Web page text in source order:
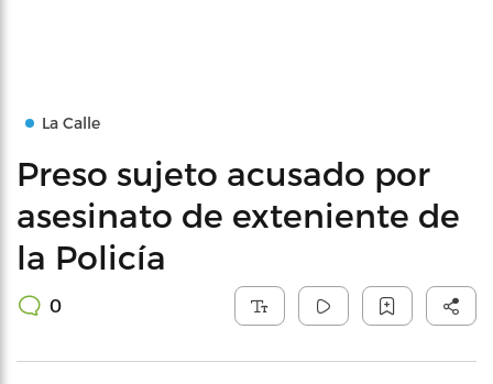
La Calle
Preso sujeto acusado por
asesinato de exteniente de
la Policía
0